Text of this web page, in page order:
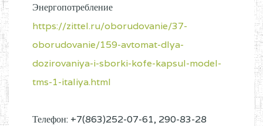
Энергопотребление
https://zittel.ru/oborudovanie/37-
oborudovanie/159-avtomat-dlya-
dozirovaniya-i-sborki-kofe-kapsul-model-
tms-1-italiya.html
Телефон: +7(863)252-07-61, 290-83-28